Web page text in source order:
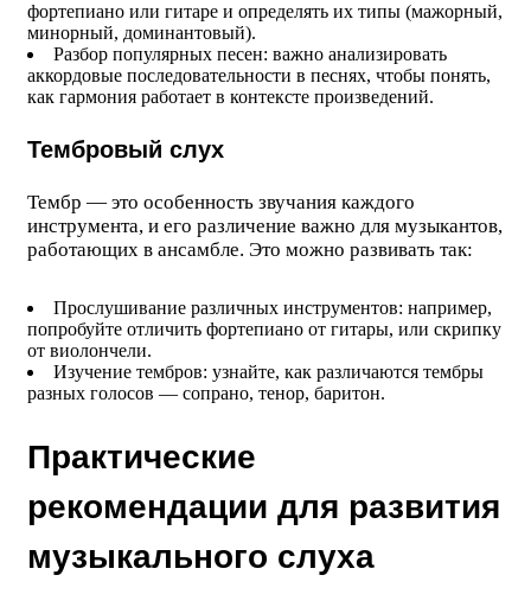
фортепиано или гитаре и определять их типы (мажорный,
минорный, доминантовый).
Разбор популярных песен: важно анализировать
аккордовые последовательности в песнях, чтобы понять,
как гармония работает в контексте произведений.
Тембровый слух
Тембр — это особенность звучания каждого
инструмента, и его различение важно для музыкантов,
работающих в ансамбле. Это можно развивать так:
Прослушивание различных инструментов: например,
попробуйте отличить фортепиано от гитары, или скрипку
от виолончели.
Изучение тембров: узнайте, как различаются тембры
разных голосов — сопрано, тенор, баритон.
Практические
рекомендации для развития
музыкального слуха